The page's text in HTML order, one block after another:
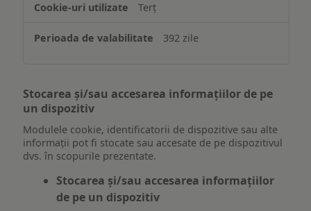
Terț
392 zile
Stocarea și/sau accesarea informațiilor de pe
un dispozitiv
Modulele cookie, identificatorii de dispozitive sau alte
informații pot fi stocate sau accesate de pe dispozitivul
dvs. în scopurile prezentate.
Stocarea și/sau accesarea informațiilor
de pe un dispozitiv